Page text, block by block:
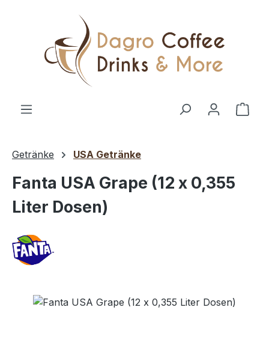
Zum Hauptinhalt springen
Getränke USA Getränke
Fanta USA Grape (12 x 0,355
Liter Dosen)
Bildergalerie überspringen